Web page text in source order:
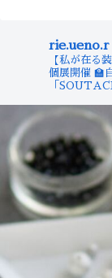
rie.ueno.r
【私が在る
個展開催 🏫
「